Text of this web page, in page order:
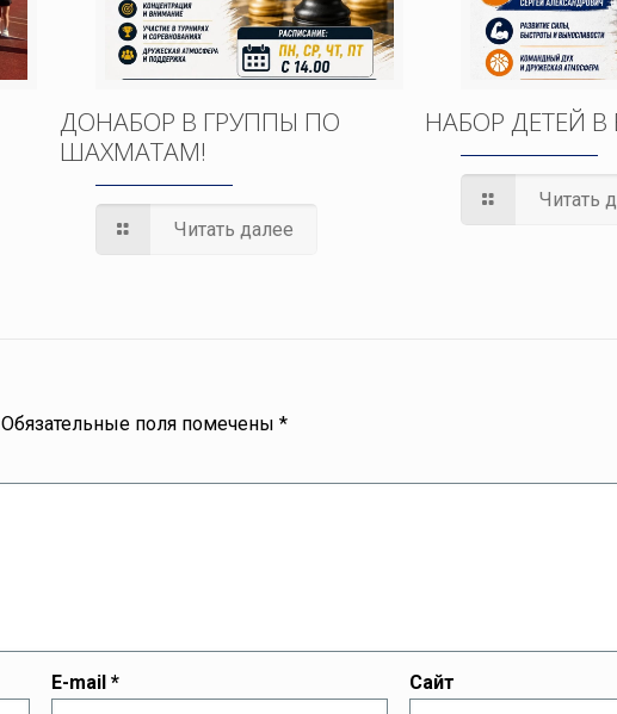
ДОНАБОР В ГРУППЫ ПО
ШАХМАТАМ!
Читать далее
НАБОР ДЕТЕЙ В
Читать
Обязательные поля помечены*
E-mail* Сайт